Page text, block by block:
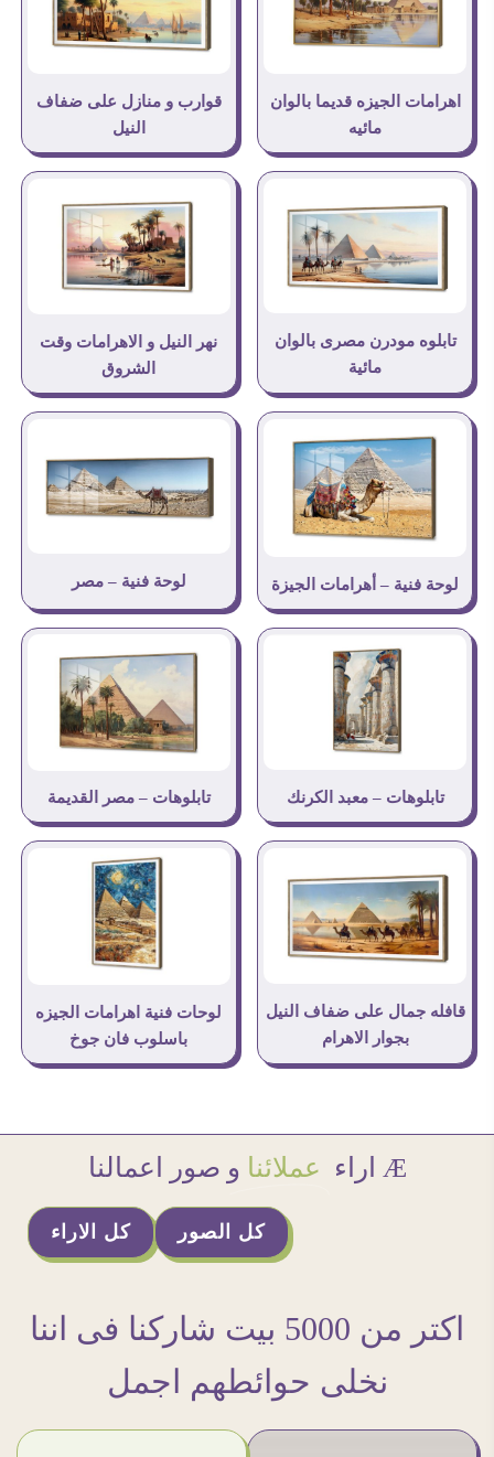
اهرامات الجيزه قديما بالوان
مائيه
قوارب و منازل على ضفاف
النيل
تابلوه مودرن مصرى بالوان
مائية
نهر النيل و الاهرامات وقت
الشروق
لوحة فنية – أهرامات الجيزة لوحة فنية – مصر
تابلوهات – معبد الكرنك تابلوهات – مصر القديمة
قافله جمال على ضفاف النيل
بجوار الاهرام
لوحات فنية اهرامات الجيزه
باسلوب فان جوخ
Æ اراء عملائنا و صور اعمالنا
كل الاراء كل الصور
اكتر من 5000 بيت شاركنا فى اننا
نخلى حوائطهم اجمل